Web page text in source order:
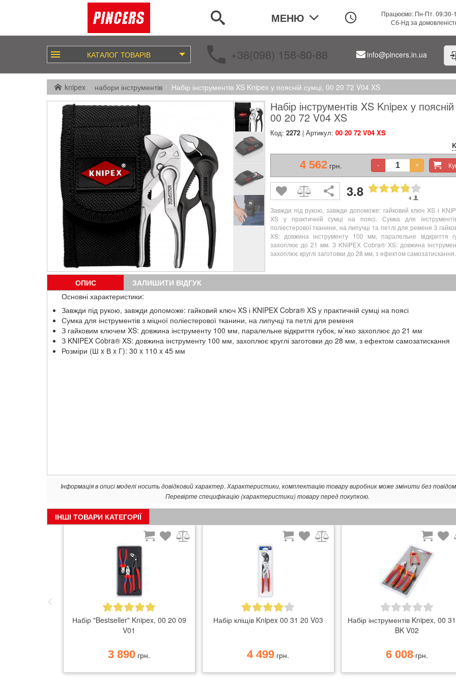
МЕНЮ
Працюємо: Пн-Пт. 09:30-
Сб-Нд за
КАТАЛОГ ТОВАРІВ +38(098) 158-80-88 info@pincers.in.ua
knipex набори інструментів Набір інструментів XS Knipex у поясній сумці, 00 20 72 V04 XS
Набір інструментів XS Knipex у
00 20 72 V04 XS
Код: 2272| Артикул: 00 20 72 V04 XS
4 562 грн. - +
3.8 4
Завжди під рукою, завжди допоможе: гайковий ключ XS і
XS у практичній сумці на поясі. Сумка для
поліестерової тканини, на липучці та петлі для ременя З
XS: довжина інструменту 100 мм, паралельне відкриття
захоплює до 21 мм. З KNIPEX Cobra® XS: довжина
захоплює круглі заготовки до 28 мм, з ефектом самозатискання.
ОПИС
ЗАЛИШИТИ ВІДГУК
Основні характеристики:
Завжди під рукою, завжди допоможе: гайковий ключ XS і KNIPEX Cobra® XS у практичній сумці на поясі
Сумка для інструментів з міцної поліестерової тканини, на липучці та петлі для ременя
З гайковим ключем XS: довжина інструменту 100 мм, паралельне відкриття губок, м’яко захоплює до 21 мм
З KNIPEX Cobra® XS: довжина інструменту 100 мм, захоплює круглі заготовки до 28 мм, з ефектом самозатискання
Розміри (Ш x В x Г): 30 x 110 x 45 мм
Інформація в описі моделі носить довідковий характер. Характеристики, комплектацію товару виробник може змінити без
Перевірте специфікацію (характеристики) товару перед покупкою.
ІНШІ ТОВАРИ КАТЕГОРІЇ
Набір "Bestseller" Knipex, 00 20 09
V01
3 890 грн.
Набір кліщів Knipex 00 31 20 V03
4 499 грн.
Набір інструментів Knipex, 00
BK V02
6 008 грн.